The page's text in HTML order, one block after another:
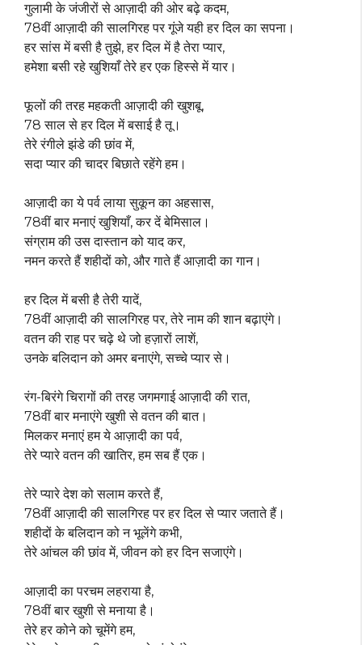
गुलामी के जंजीरों से आज़ादी की ओर बढ़े कदम,
78वीं आज़ादी की सालगिरह पर गूंजे यही हर दिल का सपना।
हर सांस में बसी है तुझे, हर दिल में है तेरा प्यार,
हमेशा बसी रहे खुशियाँ तेरे हर एक हिस्से में यार।
फूलों की तरह महकती आज़ादी की खुशबू,
78 साल से हर दिल में बसाई है तू।
तेरे रंगीले झंडे की छांव में,
सदा प्यार की चादर बिछाते रहेंगे हम।
आज़ादी का ये पर्व लाया सुकून का अहसास,
78वीं बार मनाएं खुशियाँ, कर दें बेमिसाल।
संग्राम की उस दास्तान को याद कर,
नमन करते हैं शहीदों को, और गाते हैं आज़ादी का गान।
हर दिल में बसी है तेरी यादें,
78वीं आज़ादी की सालगिरह पर, तेरे नाम की शान बढ़ाएंगे।
वतन की राह पर चढ़े थे जो हज़ारों लाशें,
उनके बलिदान को अमर बनाएंगे, सच्चे प्यार से।
रंग-बिरंगे चिरागों की तरह जगमगाई आज़ादी की रात,
78वीं बार मनाएंगे खुशी से वतन की बात।
मिलकर मनाएं हम ये आज़ादी का पर्व,
तेरे प्यारे वतन की खातिर, हम सब हैं एक।
तेरे प्यारे देश को सलाम करते हैं,
78वीं आज़ादी की सालगिरह पर हर दिल से प्यार जताते हैं।
शहीदों के बलिदान को न भूलेंगे कभी,
तेरे आंचल की छांव में, जीवन को हर दिन सजाएंगे।
आज़ादी का परचम लहराया है,
78वीं बार खुशी से मनाया है।
तेरे हर कोने को चूमेंगे हम,